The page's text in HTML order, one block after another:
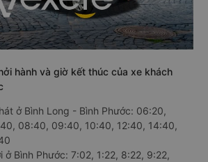
hành và giờ kết thúc của xe khách
ở Bình Long - Bình Phước: 06:20,
08:40, 09:40, 10:40, 12:40, 14:40,
ở Bình Phước: 7:02, 1:22, 8:22, 9:22,